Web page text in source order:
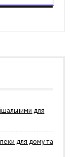
для
для дому та